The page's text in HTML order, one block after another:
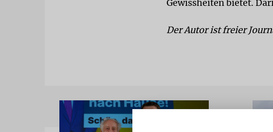
Gewissheiten bietet.
Der Autor ist freier